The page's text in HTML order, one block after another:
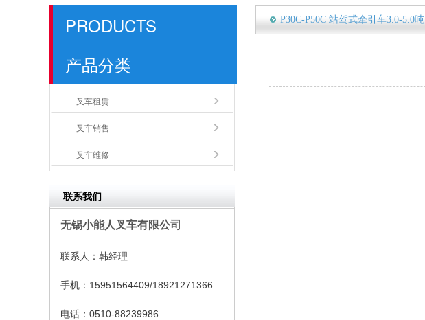
PRODUCTS
产品分类
叉车租赁
叉车销售
叉车维修
联系我们
无锡小能人叉车有限公司
联系人： 韩经理
手机： 15951564409/18921271366
电话： 0510-88239986
P30C-P50C 站驾式牵引车3.0-5.0吨